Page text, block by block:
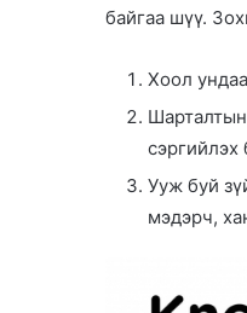
байгаа шүү.
Хоол
сэргийлэх
Ууж буй
мэдэрч,